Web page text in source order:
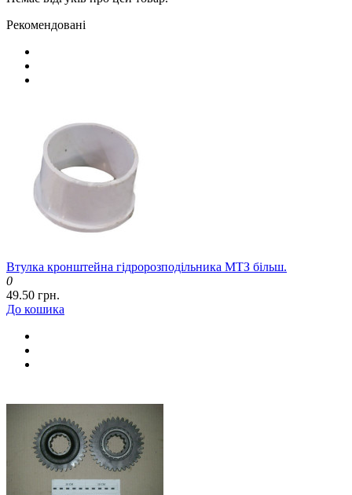
Рекомендовані
Втулка кронштейна гідророзподільника МТЗ більш.
0
49.50 грн.
До кошика